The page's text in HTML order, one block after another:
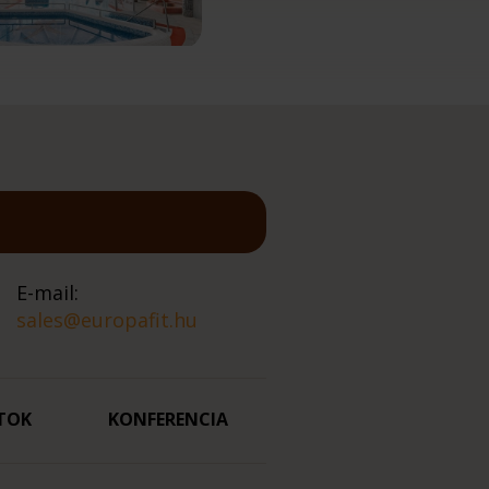
E-mail:
sales@europafit.hu
KONFERENCIA